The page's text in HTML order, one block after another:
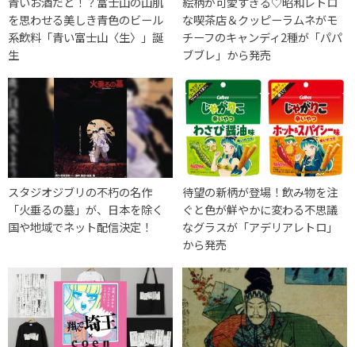
を思わせる美しき青色のビール
系飲料「青い富士山〈生〉」誕
生
な喫茶店＆クッピーラムネがモ
チーフのキャンディ2種が「パパ
ブブレ」から発売
スタジオジブリの不朽の名作
「火垂るの墓」が、日本を除く
国や地域でネット配信決定！
待望の新柄が登場！飲み物を注
ぐと色が鮮やかに変わる不思議
なグラスが「アデリアレトロ」
から発売